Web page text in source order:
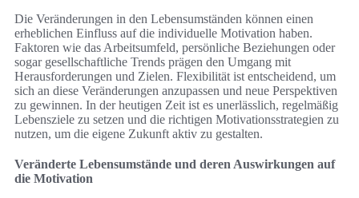
Die Veränderungen in den Lebensumständen können einen
erheblichen Einfluss auf die individuelle Motivation haben.
Faktoren wie das Arbeitsumfeld, persönliche Beziehungen oder
sogar gesellschaftliche Trends prägen den Umgang mit
Herausforderungen und Zielen. Flexibilität ist entscheidend, um
sich an diese Veränderungen anzupassen und neue Perspektiven
zu gewinnen. In der heutigen Zeit ist es unerlässlich, regelmäßig
Lebensziele zu setzen und die richtigen Motivationsstrategien zu
nutzen, um die eigene Zukunft aktiv zu gestalten.
Veränderte Lebensumstände und deren Auswirkungen auf
die Motivation